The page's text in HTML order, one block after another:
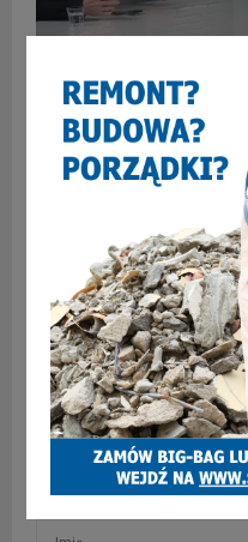
Prywatyzacja Górnika
złamał zasadę
SKOMENTUJ